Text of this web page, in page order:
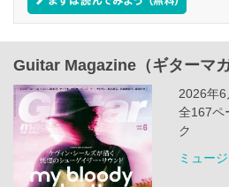
Guitar Magazine（ギターマ
2026年6
全167ペ
ク
ミュー